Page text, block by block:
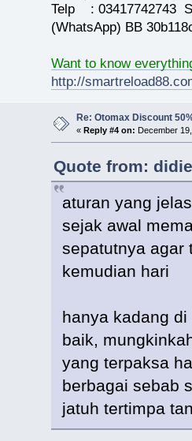
Telp : 03417742743
(WhatsApp) BB
Want to know
http://
Re: Otomax Discount
« Reply #4 on: December
Quote from:
aturan yang
sejak awal
sepatutnya agar
kemudian hari
hanya kadang
baik,
yang terpaksa
berbagai sebab
jatuh tertimpa